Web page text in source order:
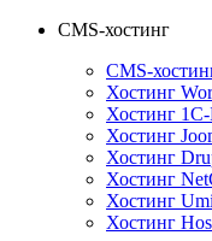
CMS-хостинг
CMS-
Хостинг
Хостинг
Хостинг
Хостинг
Хостинг
Хостинг
Хостинг